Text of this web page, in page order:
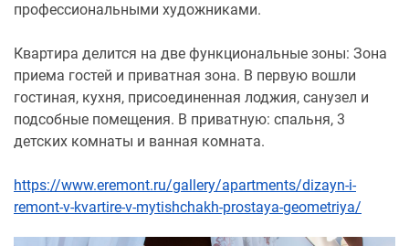
профессиональными художниками.
Квартира делится на две функциональные зоны: Зона
приема гостей и приватная зона. В первую вошли
гостиная, кухня, присоединенная лоджия, санузел и
подсобные помещения. В приватную: спальня, 3
детских комнаты и ванная комната.
https://www.eremont.ru/gallery/apartments/dizayn-i-
remont-v-kvartire-v-mytishchakh-prostaya-geometriya/